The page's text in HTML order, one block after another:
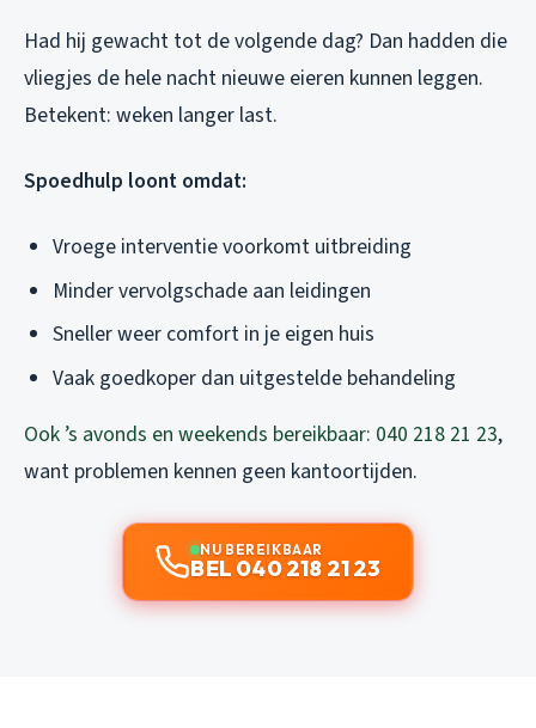
Had hij gewacht tot de volgende dag? Dan hadden die
vliegjes de hele nacht nieuwe eieren kunnen leggen.
Betekent: weken langer last.
Spoedhulp loont omdat:
Vroege interventie voorkomt uitbreiding
Minder vervolgschade aan leidingen
Sneller weer comfort in je eigen huis
Vaak goedkoper dan uitgestelde behandeling
Ook ’s avonds en weekends bereikbaar: 040 218 21 23,
want problemen kennen geen kantoortijden.
NU BEREIKBAAR
BEL 040 218 21 23